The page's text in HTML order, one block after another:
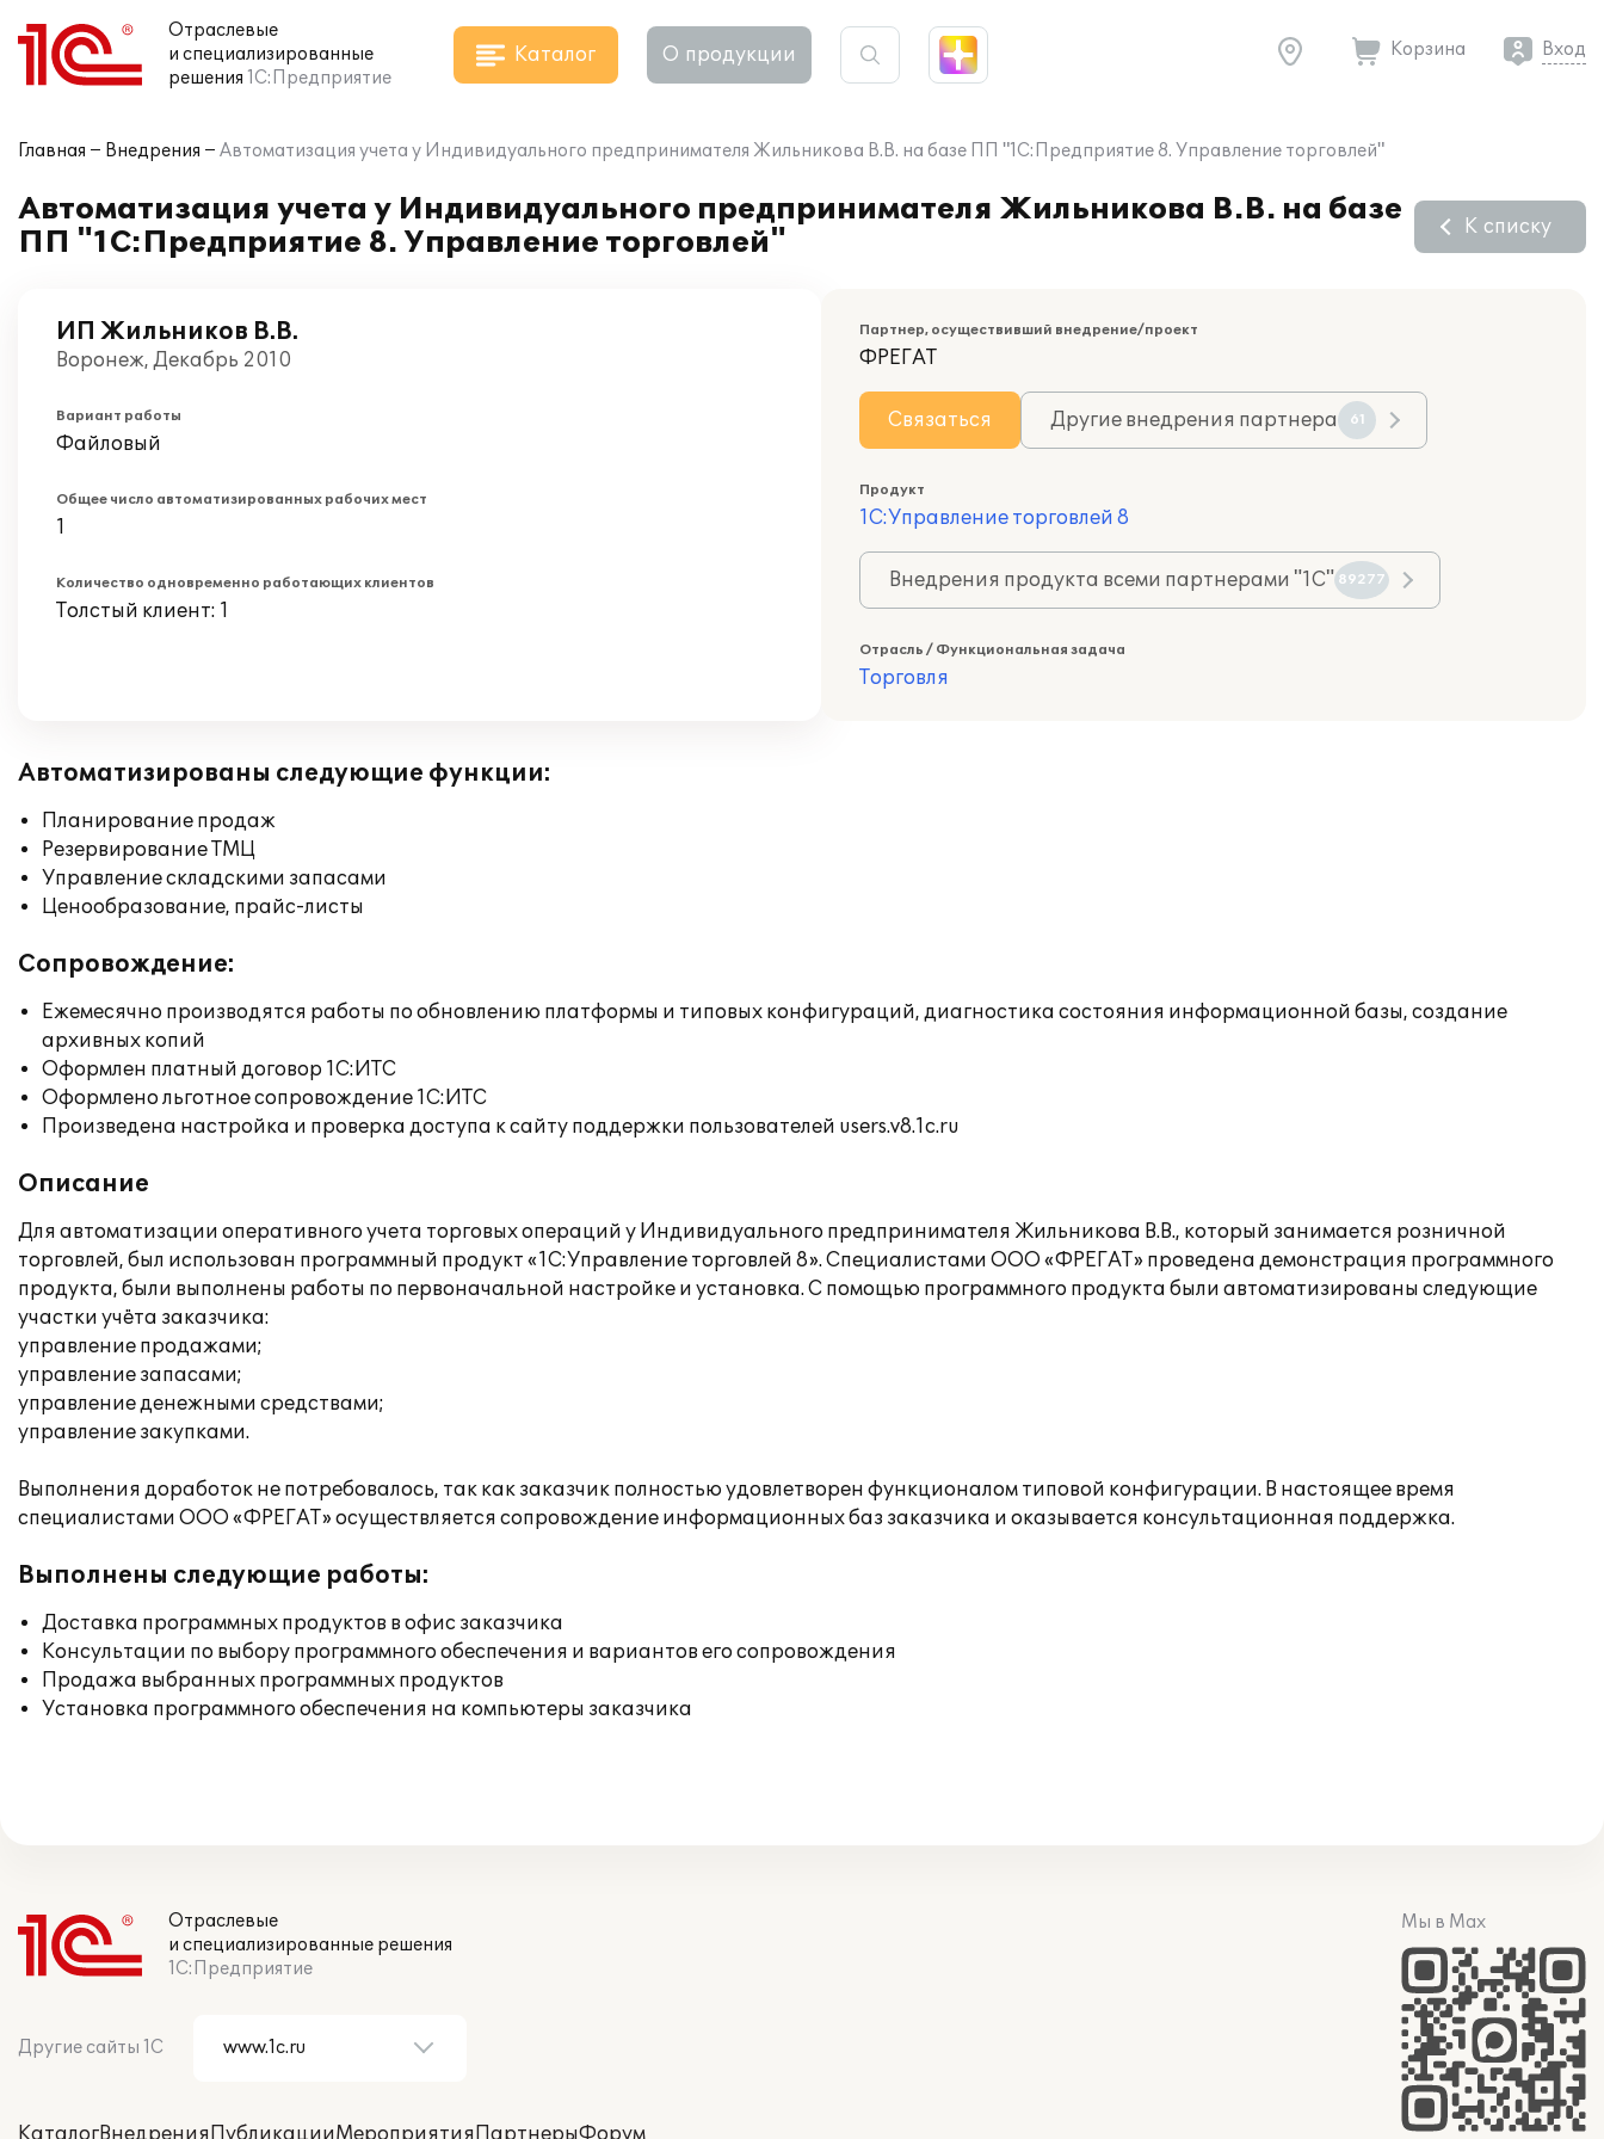
Отраслевые
и специализированные
решения 1С:Предприятие
Каталог О продукции Корзина Вход
Главная Внедрения Автоматизация учета у Индивидуального предпринимателя Жильникова В.В. на базе ПП "1С:Предприятие 8. Управление торговлей"
Автоматизация учета у Индивидуального предпринимателя Жильникова В.В. на базе
ПП "1С:Предприятие 8. Управление торговлей"
К списку
ИП Жильников В.В.
Воронеж, Декабрь 2010
Вариант работы
Файловый
Общее число автоматизированных рабочих мест
1
Количество одновременно работающих клиентов
Толстый клиент: 1
Партнер, осуществивший внедрение/проект
ФРЕГАТ
Связаться Другие внедрения партнера 61
Продукт
1С:Управление торговлей 8
Внедрения продукта всеми партнерами "1С" 89277
Отрасль / Функциональная задача
Торговля
Автоматизированы следующие функции:
Планирование продаж
Резервирование ТМЦ
Управление складскими запасами
Ценообразование, прайс-листы
Сопровождение:
Ежемесячно производятся работы по обновлению платформы и типовых конфигураций, диагностика состояния информационной базы, создание
архивных копий
Оформлен платный договор 1С:ИТС
Оформлено льготное сопровождение 1С:ИТС
Произведена настройка и проверка доступа к сайту поддержки пользователей users.v8.1c.ru
Описание
Для автоматизации оперативного учета торговых операций у Индивидуального предпринимателя Жильникова В.В., который занимается розничной
торговлей, был использован программный продукт «1С:Управление торговлей 8». Специалистами ООО «ФРЕГАТ» проведена демонстрация программного
продукта, были выполнены работы по первоначальной настройке и установка. С помощью программного продукта были автоматизированы следующие
участки учёта заказчика:
управление продажами;
управление запасами;
управление денежными средствами;
управление закупками.
Выполнения доработок не потребовалось, так как заказчик полностью удовлетворен функционалом типовой конфигурации. В настоящее время
специалистами ООО «ФРЕГАТ» осуществляется сопровождение информационных баз заказчика и оказывается консультационная поддержка.
Выполнены следующие работы:
Доставка программных продуктов в офис заказчика
Консультации по выбору программного обеспечения и вариантов его сопровождения
Продажа выбранных программных продуктов
Установка программного обеспечения на компьютеры заказчика
Отраслевые
и специализированные решения
1С:Предприятие
Другие сайты 1С
КаталогВнедрения ПубликацииМероприятия ПартнерыФорум
Мы в Max